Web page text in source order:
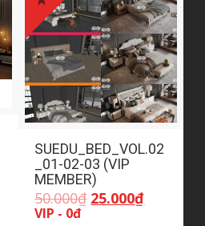
SUEDU_BED_VOL.02
_01-02-03 (VIP
MEMBER)
50.000₫ Giá
25.000₫Giá
VIP - 0đ